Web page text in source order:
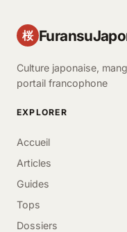
桜
Culture japonaise,
portail francophone
EXPLORER
Accueil
Articles
Guides
Tops
Dossiers